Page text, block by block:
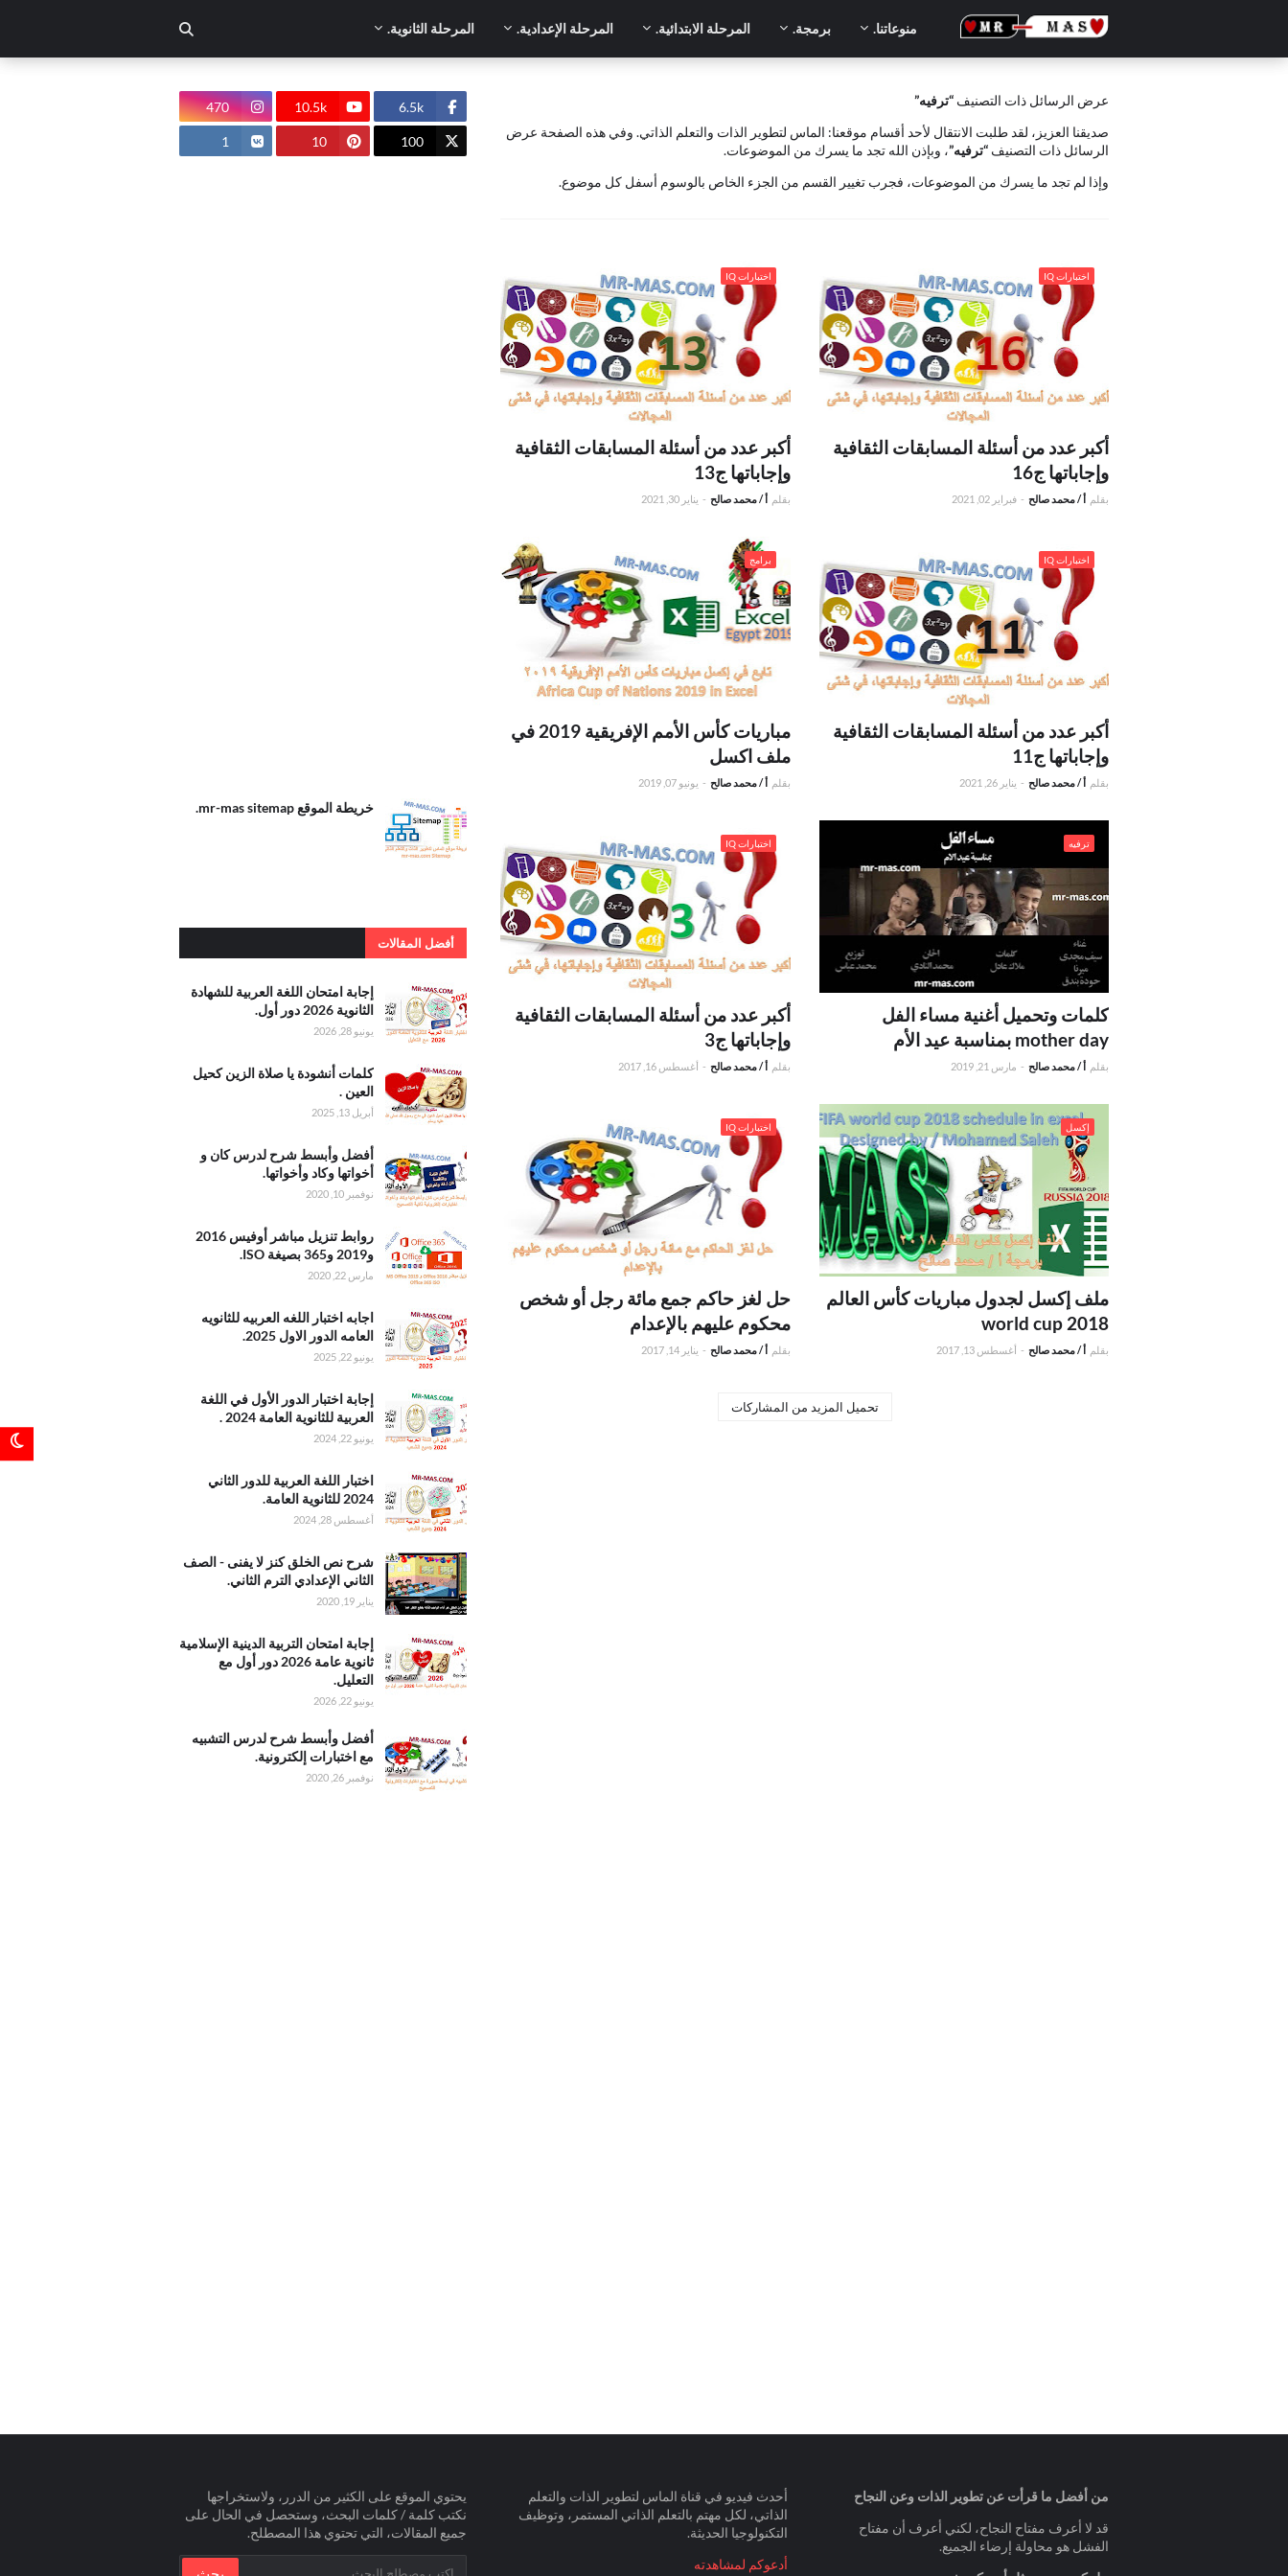
منوعاتنا. برمجة. المرحلة الابتدائية. المرحلة الإعدادية. المرحلة الثانوية.
عرض الرسائل ذات التصنيف ترفيه
صديقنا العزيز، لقد طلبت الانتقال لأحد أقسام موقعنا: الماس لتطوير الذات والتعلم الذاتي. وفي هذه الصفحة عرض
الرسائل ذات التصنيف ترفيه ، وبإذن الله تجد ما يسرك من الموضوعات.
وإذا لم تجد ما يسرك من الموضوعات، فجرب تغيير القسم من الجزء الخاص بالوسوم أسفل كل موضوع.
اختبارات IQ
أكبر عدد من أسئلة المسابقات الثقافية
وإجاباتها ج16
بقلم أ / محمد صالح - فبراير 02, 2021
اختبارات IQ
أكبر عدد من أسئلة المسابقات الثقافية
وإجاباتها ج13
بقلم أ / محمد صالح - يناير 30, 2021
اختبارات IQ
أكبر عدد من أسئلة المسابقات الثقافية
وإجاباتها ج11
بقلم أ / محمد صالح - يناير 26, 2021
.مباريات كأس الأمم الإفريقية 2019 في ملف اكسل
برامج
مباريات كأس الأمم الإفريقية 2019 في
ملف اكسل
بقلم أ / محمد صالح - يونيو 07, 2019
عيد الأم
ترفيه
كلمات وتحميل أغنية مساء الفل
mother day بمناسبة عيد الأم
بقلم أ / محمد صالح - مارس 21, 2019
اختبارات IQ
أكبر عدد من أسئلة المسابقات الثقافية
وإجاباتها ج3
بقلم أ / محمد صالح - أغسطس 16, 2017
.ملف إكسل لجدول مباريات كأس العالم world cup
2018إكسل
ملف إكسل لجدول مباريات كأس العالم
world cup 2018
بقلم أ / محمد صالح - أغسطس 13, 2017
بالإعدام
اختبارات IQ
حل لغز حاكم جمع مائة رجل أو شخص
محكوم عليهم بالإعدام
بقلم أ / محمد صالح - يناير 14, 2017
تحميل المزيد من المشاركات
6.5k
10.5k
470
100
10
1
.خريطة الموقع
mr-mas
sitemap
خريطة الموقع mr-mas sitemap.
أفضل المقالات
. إجابة امتحان
اللغة العربية
للشهادة
الثانوية 2026
دور أول
إجابة امتحان اللغة العربية للشهادة
الثانوية 2026 دور أول.
يونيو 28, 2026
.كلمات أنشودة
يا صلاة الزين
كحيل العين
كلمات أنشودة يا صلاة الزين كحيل
العين .
أبريل 13, 2025
.أفضل وأبسط
شرح لدرس
كان و أخواتها
وكاد وأخواتها
أفضل وأبسط شرح لدرس كان و
أخواتها وكاد وأخواتها.
نوفمبر 10, 2020
. روابط تنزيل
مباشر أوفيس
2016 و2019
روابط تنزيل مباشر أوفيس 2016
و2019 و365 بصيغة ISO.
مارس 22, 2020
.اجابه اختبار
اللغه العربيه
للثانويه العامه
الدور الاول
اجابه اختبار اللغه العربيه للثانويه
العامه الدور الاول 2025.
يونيو 22, 2025
.إجابة اختبار
الدور الأول في
اللغة العربية
للثانوية العامة
إجابة اختبار الدور الأول في اللغة
العربية للثانوية العامة 2024 .
يونيو 22, 2024
.اختبار اللغة
العربية للدور
الثاني 2024
للثانوية العامة
اختبار اللغة العربية للدور الثاني
2024 للثانوية العامة.
أغسطس 28, 2024
.شرح نص
الخلق كنز لا
يفنى - الصف
الثاني الإعدادي
الترم الثاني
شرح نص الخلق كنز لا يفنى - الصف
الثاني الإعدادي الترم الثاني.
يناير 19, 2020
.إجابة امتحان
التربية الدينية
الإسلامية
مع التعليل
إجابة امتحان التربية الدينية الإسلامية
ثانوية عامة 2026 دور أول مع
التعليل.
يونيو 22, 2026
.أفضل وأبسط
شرح لدرس
التشبيه مع
اختبارات
أفضل وأبسط شرح لدرس التشبيه
مع اختبارات إلكترونية.
نوفمبر 26, 2020
من أفضل ما قرأت عن تطوير الذات وعن النجاح
قد لا أعرف مفتاح النجاح، لكني أعرف أن مفتاح
الفشل هو محاولة إرضاء الجميع.
أحدث فيديو في قناة الماس لتطوير الذات والتعلم
الذاتي، لكل مهتم بالتعلم الذاتي المستمر، وتوظيف
التكنولوجيا الحديثة.
أدعوكم لمشاهدته
يحتوي الموقع على الكثير من الدرر، ولاستخراجها
نكتب كلمة / كلمات البحث، وستحصل في الحال على
جميع المقالات، التي تحتوي هذا المصطلح.